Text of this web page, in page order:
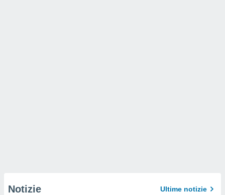
Notizie Ultime notizie